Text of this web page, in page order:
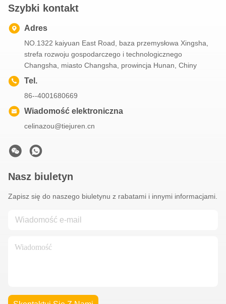
Szybki kontakt
Adres
NO.1322 kaiyuan East Road, baza przemysłowa Xingsha,
strefa rozwoju gospodarczego i technologicznego
Changsha, miasto Changsha, prowincja Hunan, Chiny
Tel.
86--4001680669
Wiadomość elektroniczna
celinazou@tiejuren.cn
Nasz biuletyn
Zapisz się do naszego biuletynu z rabatami i innymi informacjami.